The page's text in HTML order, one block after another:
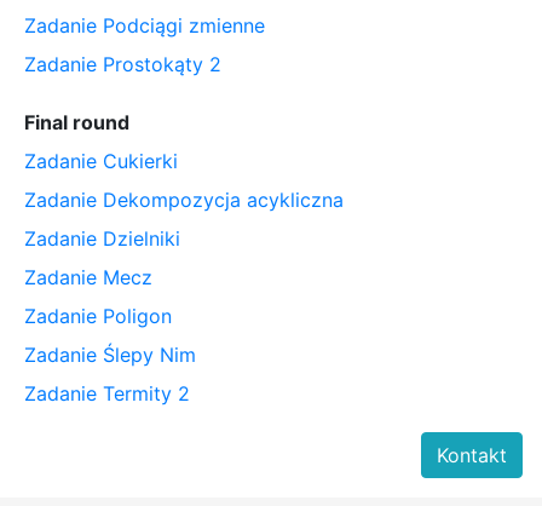
Zadanie Podciągi zmienne
Zadanie Prostokąty 2
Final round
Zadanie Cukierki
Zadanie Dekompozycja acykliczna
Zadanie Dzielniki
Zadanie Mecz
Zadanie Poligon
Zadanie Ślepy Nim
Zadanie Termity 2
Kontakt